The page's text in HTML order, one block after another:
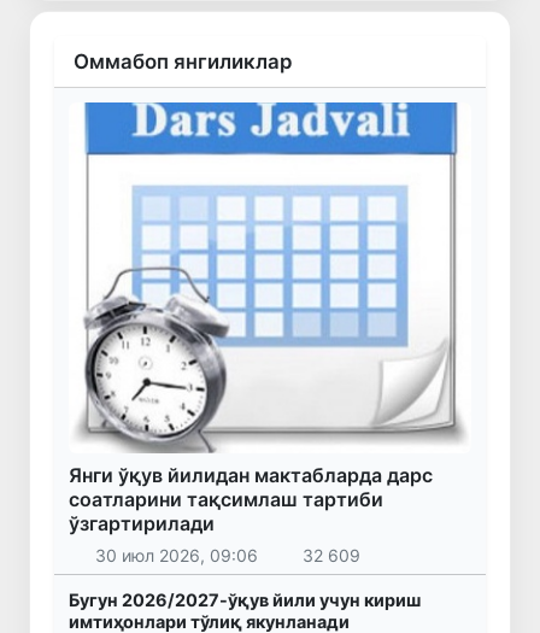
Оммабоп янгиликлар
Янги ўқув йилидан мактабларда дарс
соатларини тақсимлаш тартиби
ўзгартирилади
30 июл 2026, 09:06 32 609
Бугун 2026/2027-ўқув йили учун кириш
имтиҳонлари тўлиқ якунланади